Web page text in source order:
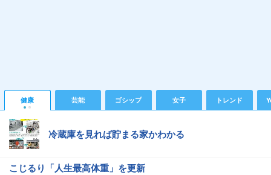
健康 芸能 ゴシップ 女子 トレンド
冷蔵庫を見れば貯まる家かわかる
こじるり「人生最高体重」を更新